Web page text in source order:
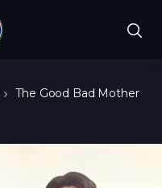
The Good Bad Mother